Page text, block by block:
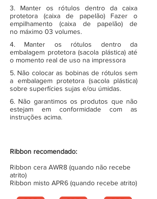
3. Manter os rótulos dentro da caixa
protetora (caixa de papelão) Fazer o
empilhamento (caixa de papelão) de
no máximo 03 volumes.
4. Manter os rótulos dentro da
embalagem protetora (sacola plástica) até
o momento real de uso na impressora
5. Não colocar as bobinas de rótulos sem
a embalagem protetora (sacola plástica)
sobre superfícies sujas e/ou úmidas.
6. Não garantimos os produtos que não
estejam em conformidade com as
instruções acima.
Ribbon recomendado:
Ribbon cera AWR8 (quando não recebe
atrito)
Ribbon misto APR6 (quando recebe atrito)